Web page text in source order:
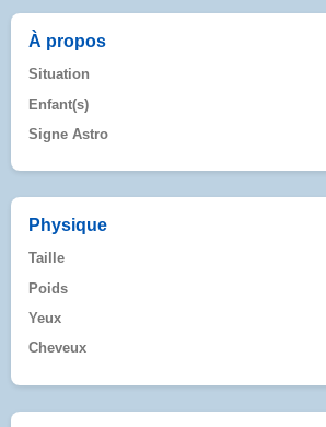
À propos
Situation
Enfant(s)
Signe Astro
Physique
Taille
Poids
Yeux
Cheveux